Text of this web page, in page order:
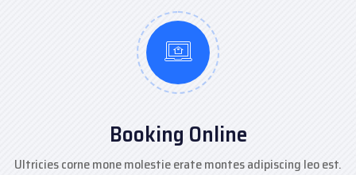
Booking Online
Ultricies corne mone molestie erate montes adipiscing leo est.